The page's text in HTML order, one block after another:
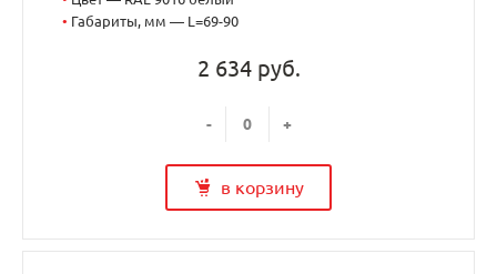
• Габариты, мм — L=69-90
2 634 руб.
- +
в корзину